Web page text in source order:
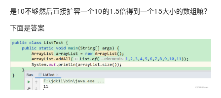
是10不够然后直接扩容一个10的1.5倍得到一个15大小的数组嘛？
下面是答案